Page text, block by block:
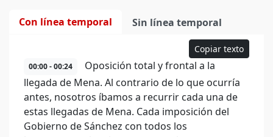
Con línea temporal Sin línea temporal
Copiar texto
00:00 - 00:24
Oposición total y frontal a la
llegada de Mena. Al contrario de lo que ocurría
antes, nosotros íbamos a recurrir cada una de
estas llegadas de Mena. Cada imposición del
Gobierno de Sánchez con todos los